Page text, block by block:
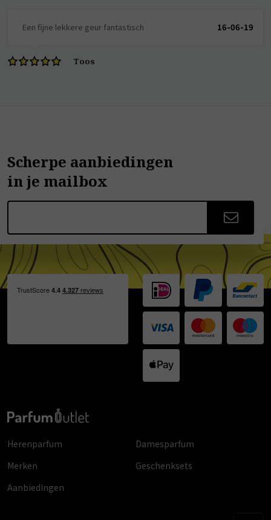
Een fijne lekkere geur fantastisch 16-06-19
Toos
Scherpe aanbiedingen
in je mailbox
Herenparfum
Damesparfum
Merken
Geschenksets
Aanbiedingen